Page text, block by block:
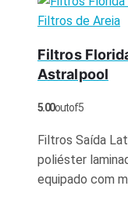
Filtros de Areia
Filtros
Astralpool
5.00out of 5
Filtros Saída
poliéster
equipado com